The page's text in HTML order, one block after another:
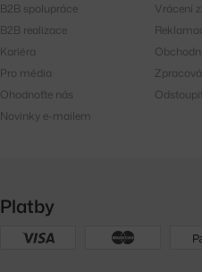
B2B spolupráce
B2B realizace
Kariéra
Pro média
Ohodnoťte nás
Novinky e-mailem
Vrácení
Platby